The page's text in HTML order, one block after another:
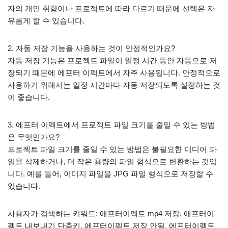
자의 개인 취향이나 프로젝트에 따라 다르기 때문에 선택은 자
유롭게 할 수 있습니다.
2. 자동 저장 기능을 사용하는 것이 안정적인가요?
자동 저장 기능은 프로젝트 파일이 일정 시간 동안 자동으로 저
장되기 때문에 에프터 이펙트에서 자주 사용됩니다. 안정적으로
사용하기 위해서는 일정 시간마다 자동 저장되도록 설정하는 것
이 좋습니다.
3. 에프터 이펙트에서 프로젝트 파일 크기를 줄일 수 있는 방법
은 무엇인가요?
프로젝트 파일 크기를 줄일 수 있는 방법은 불필요한 미디어 파
일을 삭제하거나, 더 작은 용량의 파일 형식으로 변환하는 것입
니다. 예를 들어, 이미지 파일을 JPG 파일 형식으로 저장할 수
있습니다.
사용자가 검색하는 키워드: 애프터이펙트 mp4 저장, 애프터이
펙트 내보내기 단축키, 에프터이펙트 저장 안됨, 에프터이펙트